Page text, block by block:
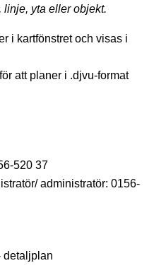
linje, yta eller objekt.
i kartfönstret och visas i
att planer i .djvu-format
520 37
administratör: 0156-
detaljplan